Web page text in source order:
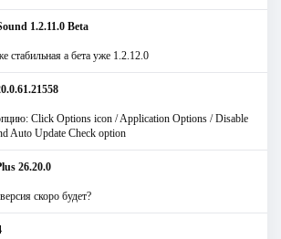
1.2.11.0 Beta
стабильная а бета уже 1.2.12.0
Click Options icon / Application Options / Disable
Auto Update Check option
26.20.0
скоро будет?